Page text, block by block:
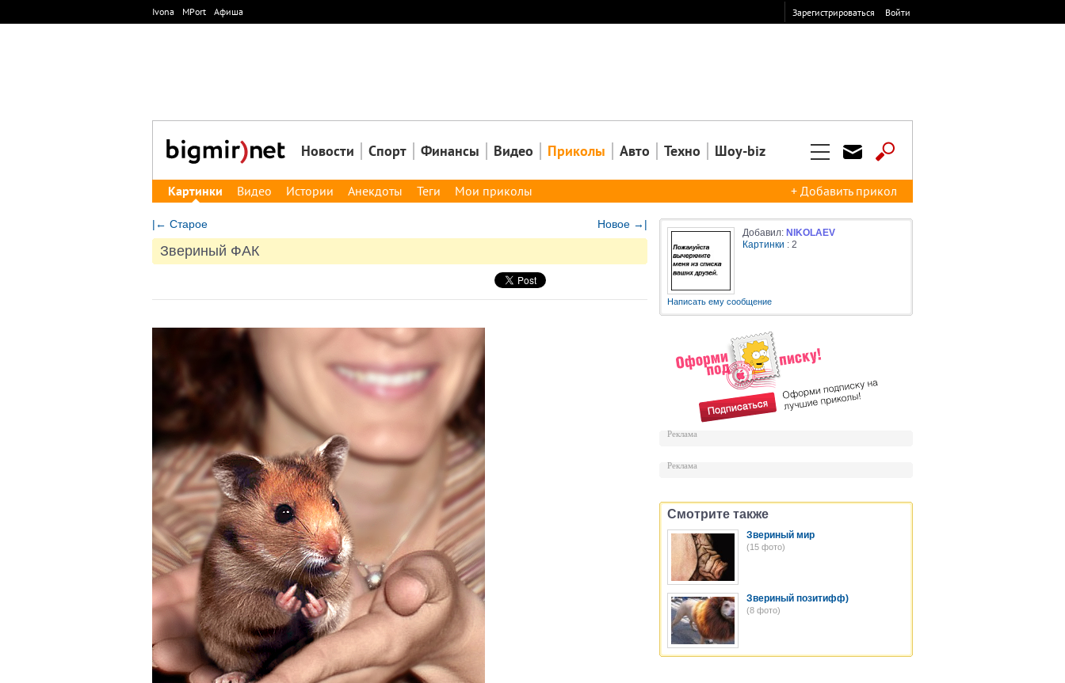
Закрыть
Ivona MPort Афиша Зарегистрироваться Войти
Новости Спорт Финансы Видео Приколы Авто Техно Шоу-biz
Картинки Видео Истории Анекдоты Теги Мои приколы + Добавить прикол
|← Старое Новое →|
Звериный ФАК
Добавил: NIKOLAEV
Картинки : 2
Написать ему сообщение
Реклама
Реклама
Смотрите также
Звериный мир
(15 фото)
Звериный позитифф)
(8 фото)